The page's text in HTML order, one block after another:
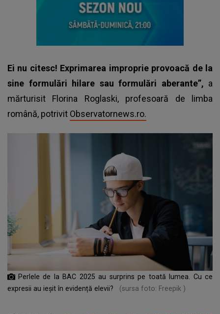
Ei nu citesc! Exprimarea improprie provoacă de la
sine formulări hilare sau formulări aberante”, a
mărturisit Florina Roglaski, profesoară de limba
română, potrivit Observatornews.ro.
Perlele de la BAC 2025 au surprins pe toată lumea. Cu ce
expresii au ieșit în evidență elevii?
(sursa foto: Freepik )